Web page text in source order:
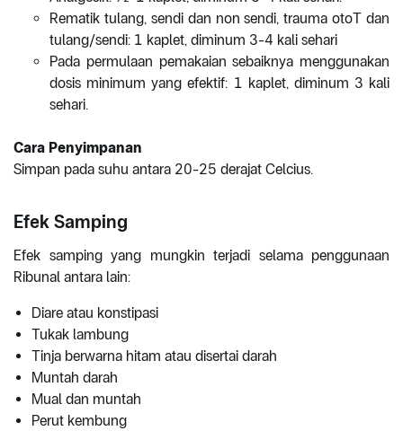
Rematik tulang, sendi dan non sendi, trauma otoT dan
tulang/sendi: 1 kaplet, diminum 3-4 kali sehari
Pada permulaan pemakaian sebaiknya menggunakan
dosis minimum yang efektif: 1 kaplet, diminum 3 kali
sehari.
Cara Penyimpanan
Simpan pada suhu antara 20-25 derajat Celcius.
Efek Samping
Efek samping yang mungkin terjadi selama penggunaan
Ribunal antara lain:
Diare atau konstipasi
Tukak lambung
Tinja berwarna hitam atau disertai darah
Muntah darah
Mual dan muntah
Perut kembung